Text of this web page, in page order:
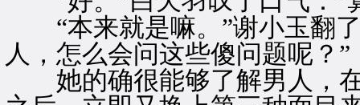
“本来就是嘛。”谢小玉翻了
人，怎么会问这些傻问题呢？”
她的确很能够了解男人，在